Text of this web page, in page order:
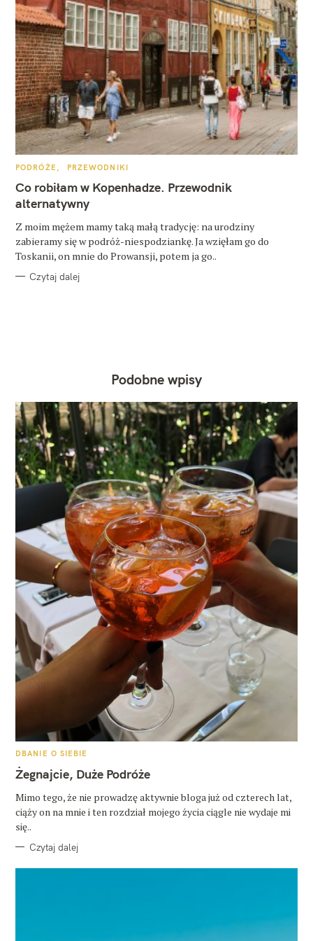
K
T
E
G
O
I
E
PODRÓŻE PRZEWODNIKI
Co robiłam w Kopenhadze. Przewodnik
alternatywny
Z moim mężem mamy taką małą tradycję: na urodziny
zabieramy się w podróż-niespodziankę. Ja wzięłam go do
Toskanii, on mnie do Prowansji, potem ja go..
Czytaj dalej
Podobne wpisy
K
T
E
O
R
I
DBANIE O SIEBIE
Żegnajcie, Duże Podróże
Mimo tego, że nie prowadzę aktywnie bloga już od czterech lat,
ciąży on na mnie i ten rozdział mojego życia ciągle nie wydaje mi
się..
Czytaj dalej